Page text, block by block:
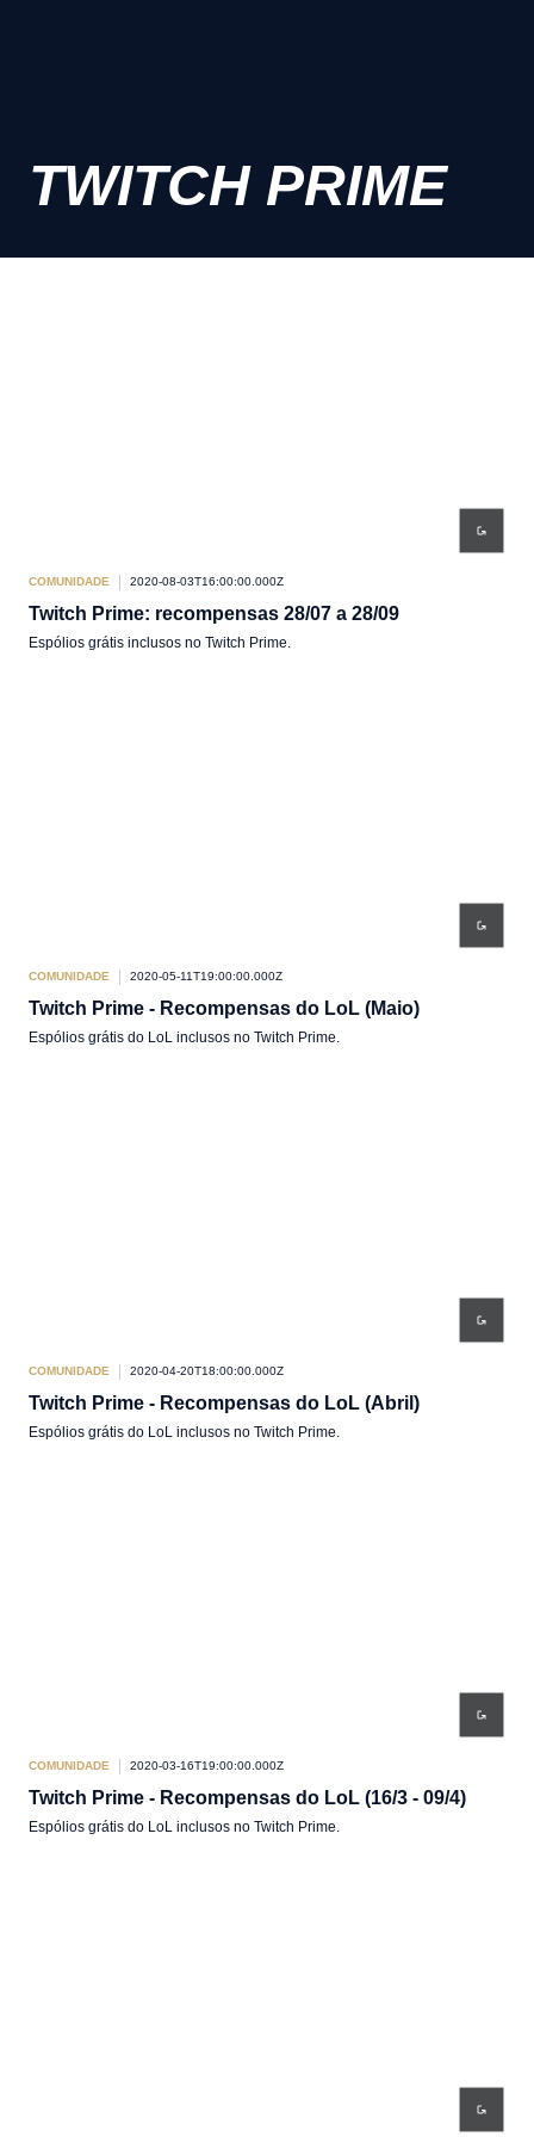
TWITCH PRIME
COMUNIDADE 2020-08-03T16:00:00.000Z
Twitch Prime: recompensas 28/07 a 28/09
Espólios grátis inclusos no Twitch Prime.
COMUNIDADE 2020-05-11T19:00:00.000Z
Twitch Prime - Recompensas do LoL (Maio)
Espólios grátis do LoL inclusos no Twitch Prime.
COMUNIDADE 2020-04-20T18:00:00.000Z
Twitch Prime - Recompensas do LoL (Abril)
Espólios grátis do LoL inclusos no Twitch Prime.
COMUNIDADE 2020-03-16T19:00:00.000Z
Twitch Prime - Recompensas do LoL (16/3 - 09/4)
Espólios grátis do LoL inclusos no Twitch Prime.